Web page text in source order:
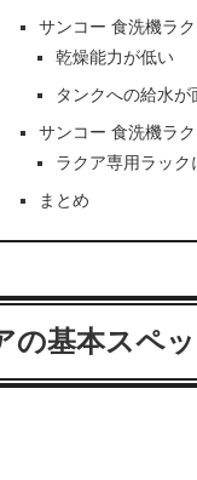
サンコー 食洗機ラ
乾燥能力が低い
タンクへの給水が
サンコー 食洗機ラ
ラクア専用ラック
まとめ
の基本スペ